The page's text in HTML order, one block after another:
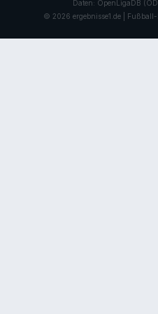
Daten: OpenLigaDB
© 2026 ergebnisse1.de |